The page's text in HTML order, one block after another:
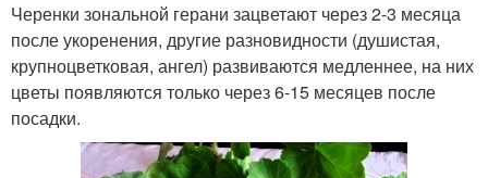
Черенки зональной герани зацветают через 2-3 месяца
после укоренения, другие разновидности (душистая,
крупноцветковая, ангел) развиваются медленнее, на них
цветы появляются только через 6-15 месяцев после
посадки.